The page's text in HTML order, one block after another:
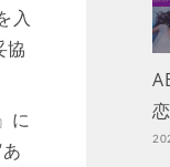
入
協
に